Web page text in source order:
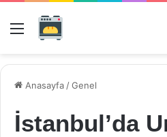
Menü
Anasayfa /Genel
İstanbul’da